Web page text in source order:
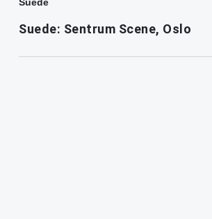
Suede
Suede: Sentrum Scene, Oslo